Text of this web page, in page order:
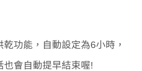
功能，自動設定為6小時，
也會自動提早結束喔!